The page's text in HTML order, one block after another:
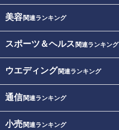
美容関連ランキング
スポーツ＆ヘルス 関連ランキング
ウエディング関連ランキング
通信関連ランキング
小売関連ランキング